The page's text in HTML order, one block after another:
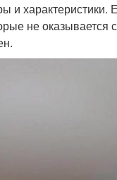
и
не